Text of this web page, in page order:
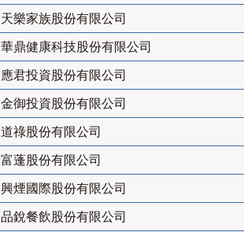
天樂家族股份有限公司
華鼎健康科技股份有限公司
應君投資股份有限公司
金御投資股份有限公司
道祿股份有限公司
富蓬股份有限公司
興煙國際股份有限公司
品銳餐飲股份有限公司